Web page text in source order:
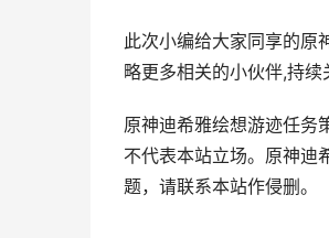
此次小编给大家同享的原
略更多相关的小伙伴,持续
原神迪希雅绘想游迹任务
不代表本站立场。原神迪
题，请联系本站作侵删。